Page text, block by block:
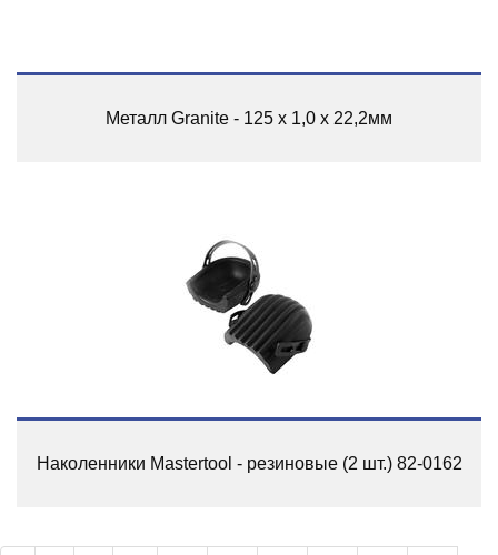
Металл Granite - 125 x 1,0 x 22,2мм
Наколенники Mastertool - резиновые (2 шт.) 82-0162